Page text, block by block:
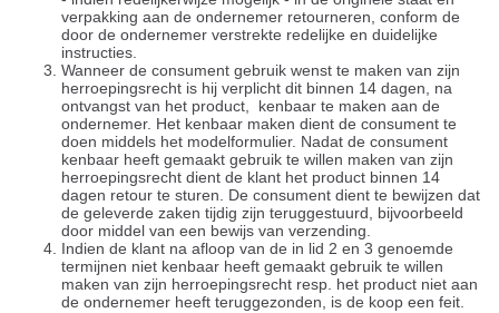
verpakking aan de ondernemer retourneren, conform de
door de ondernemer verstrekte redelijke en duidelijke
instructies.
Wanneer de consument gebruik wenst te maken van zijn
herroepingsrecht is hij verplicht dit binnen 14 dagen, na
ontvangst van het product, kenbaar te maken aan de
ondernemer. Het kenbaar maken dient de consument te
doen middels het modelformulier. Nadat de consument
kenbaar heeft gemaakt gebruik te willen maken van zijn
herroepingsrecht dient de klant het product binnen 14
dagen retour te sturen. De consument dient te bewijzen dat
de geleverde zaken tijdig zijn teruggestuurd, bijvoorbeeld
door middel van een bewijs van verzending.
Indien de klant na afloop van de in lid 2 en 3 genoemde
termijnen niet kenbaar heeft gemaakt gebruik te willen
maken van zijn herroepingsrecht resp. het product niet aan
de ondernemer heeft teruggezonden, is de koop een feit.